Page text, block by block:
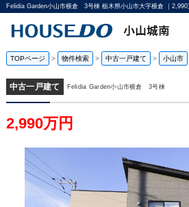
TOPページ > 物件検索 > 中古一戸建て > 小山市
中古一戸建て Felidia Garden小山市横倉 3号棟
2,990万円